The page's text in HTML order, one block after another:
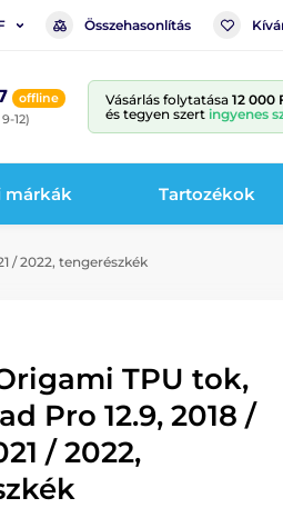
Összehasonlítás
offline
12)
Vásárlás folytatása 12 000
és tegyen szert ingyenes
márkák Tartozékok
/ 2022, tengerészkék
TPU tok,
Pro 12.9, 2018 /
/ 2022,